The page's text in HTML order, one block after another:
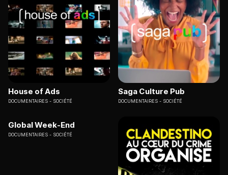
House of Ads
DOCUMENTAIRES SOCIÉTÉ
Saga Culture Pub
DOCUMENTAIRES SOCIÉTÉ
Global Week-End
DOCUMENTAIRES SOCIÉTÉ